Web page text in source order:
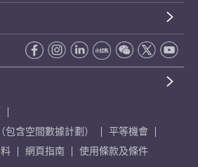
含空間數據計劃）
平等機會
網頁指南 使用條款及條件